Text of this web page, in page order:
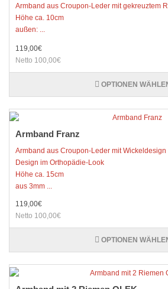
Armband aus Croupon-Leder mit gekreuztem
Höhe ca. 10cm
außen: ...
119,00€
Netto 100,00€
OPTIONEN
Armband Franz
Armband aus Croupon-Leder mit Wickeldesign
Design im Orthopädie-Look
Höhe ca. 15cm
aus 3mm ...
119,00€
Netto 100,00€
OPTIONEN